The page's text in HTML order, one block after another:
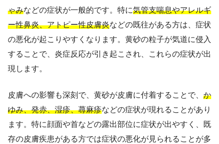
ゃみなどの症状が一般的です。特に気管支喘息やアレルギ
ー性鼻炎、アトピー性皮膚炎などの既往がある方は、症状
の悪化が起こりやすくなります。黄砂の粒子が気道に侵入
することで、炎症反応が引き起こされ、これらの症状が出
現します。
皮膚への影響も深刻で、黄砂が皮膚に付着することで、 か
ゆみ、発赤、湿疹、蕁麻疹などの症状が現れることがあり
ます。特に顔面や首などの露出部位に症状が出やすく、既
存の皮膚疾患がある方では症状の悪化が見られることが多